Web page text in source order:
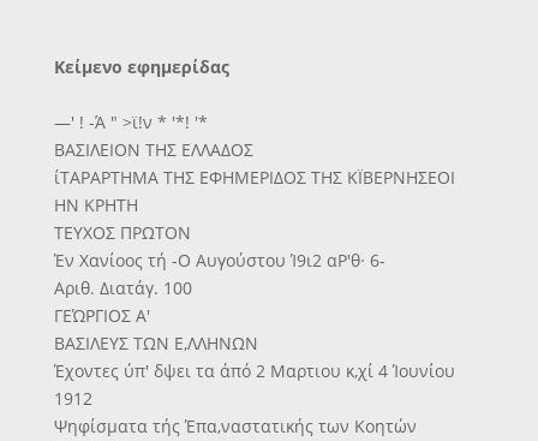
Κείμενο εφημερίδας
—' ! -Ά " >ϊ!ν * '*! '*
ΒΑΣΙΛΕΙΟΝ ΤΗΣ ΕΛΛΑΔΟΣ
ίΤΑΡΑΡΤΗΜΑ ΤΗΣ ΕΦΗΜΕΡΙΔΟΣ ΤΗΣ ΚΪΒΕΡΝΗΣΕΟΙ
ΗΝ ΚΡΗΤΗ
ΤΕΥΧΟΣ ΠΡΩΤΟΝ
Έν Χανίοος τή -Ο Αυγούστου Ί9ι2 αΡ'θ· 6-
Αριθ. Διατάγ. 100
ΓΕΏΡΓΙΟΣ Α'
ΒΑΣΙΛΕΥΣ ΤΩΝ Ε,ΛΛΗΝΩΝ
Έχοντες ύπ' δψει τα άπό 2 Μαρτιου κ,χί 4 Ίουνίου
1912
Ψηφίσματα τής Έπα,ναστατικής των Κοητών